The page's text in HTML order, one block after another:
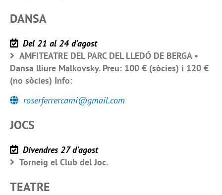
DANSA
Del 21 al 24 d’agost
AMFITEATRE DEL PARC DEL LLEDÓ DE BERGA •
Dansa lliure Malkovsky. Preu: 100 € (sòcies) i 120 €
(no sòcies) Info:
roserferrercami@gmail.com
JOCS
Divendres 27 d’agost
Torneig el Club del Joc.
TEATRE